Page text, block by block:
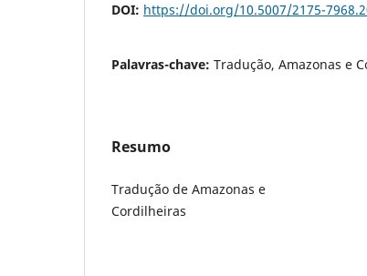
DOI: https://doi.org/10.5007/2175-
Palavras-chave: Tradução, Amazonas e
Resumo
Tradução de Amazonas e
Cordilheiras